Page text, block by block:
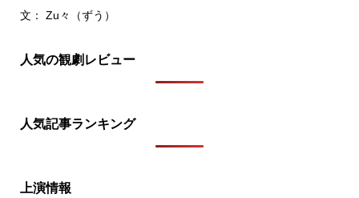
文： Zu々（ずう）
人気の観劇レビュー
人気記事ランキング
上演情報